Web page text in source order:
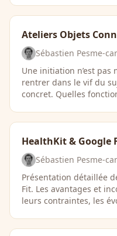
Ateliers Objets
Sébastien Pesme-
Une initiation n’est pas
rentrer dans le vif du
concret. Quelles
HealthKit & Google
Sébastien Pesme-
Présentation détaillée
Fit. Les avantages et
leurs contraintes, les